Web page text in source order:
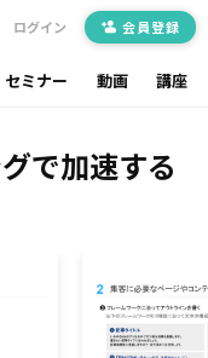
セミナー 動画 講座
ログイン 会員登録
で加速する